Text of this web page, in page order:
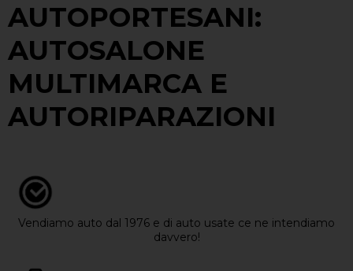
AUTOPORTESANI:
AUTOSALONE
MULTIMARCA E
AUTORIPARAZIONI
Vendiamo auto dal 1976 e di auto usate ce ne intendiamo
davvero!